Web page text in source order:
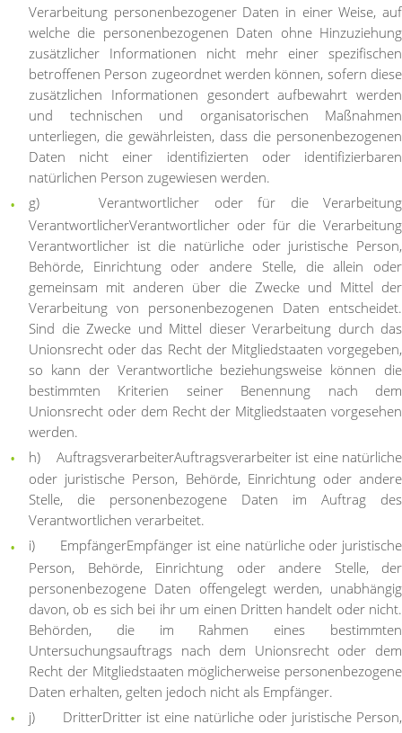
Verarbeitung personenbezogener Daten in einer Weise, auf
welche die personenbezogenen Daten ohne Hinzuziehung
zusätzlicher Informationen nicht mehr einer spezifischen
betroffenen Person zugeordnet werden können, sofern diese
zusätzlichen Informationen gesondert aufbewahrt werden
und technischen und organisatorischen Maßnahmen
unterliegen, die gewährleisten, dass die personenbezogenen
Daten nicht einer identifizierten oder identifizierbaren
natürlichen Person zugewiesen werden.
g) Verantwortlicher oder für die Verarbeitung
VerantwortlicherVerantwortlicher oder für die Verarbeitung
Verantwortlicher ist die natürliche oder juristische Person,
Behörde, Einrichtung oder andere Stelle, die allein oder
gemeinsam mit anderen über die Zwecke und Mittel der
Verarbeitung von personenbezogenen Daten entscheidet.
Sind die Zwecke und Mittel dieser Verarbeitung durch das
Unionsrecht oder das Recht der Mitgliedstaaten vorgegeben,
so kann der Verantwortliche beziehungsweise können die
bestimmten Kriterien seiner Benennung nach dem
Unionsrecht oder dem Recht der Mitgliedstaaten vorgesehen
werden.
h) AuftragsverarbeiterAuftragsverarbeiter ist eine natürliche
oder juristische Person, Behörde, Einrichtung oder andere
Stelle, die personenbezogene Daten im Auftrag des
Verantwortlichen verarbeitet.
i) EmpfängerEmpfänger ist eine natürliche oder juristische
Person, Behörde, Einrichtung oder andere Stelle, der
personenbezogene Daten offengelegt werden, unabhängig
davon, ob es sich bei ihr um einen Dritten handelt oder nicht.
Behörden, die im Rahmen eines bestimmten
Untersuchungsauftrags nach dem Unionsrecht oder dem
Recht der Mitgliedstaaten möglicherweise personenbezogene
Daten erhalten, gelten jedoch nicht als Empfänger.
j) DritterDritter ist eine natürliche oder juristische Person,